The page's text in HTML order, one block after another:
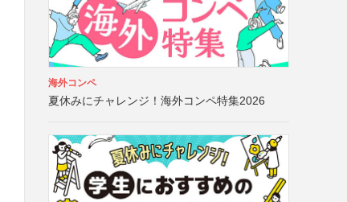
海外コンペ
夏休みにチャレンジ！海外コンペ特集2026